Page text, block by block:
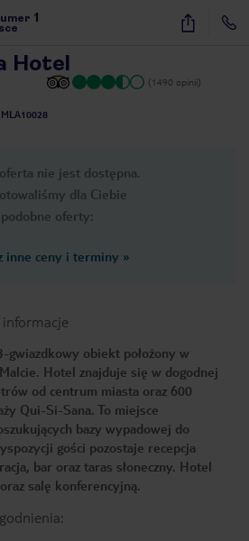
1 29
Hotel
(1490 opinii)
MLA10028
nie jest dostępna.
dla Ciebie
podobne oferty:
inne ceny i terminy »
informacje
gwiazdkowy obiekt położony w
Hotel znajduje się w dogodnej
od centrum miasta oraz 600
Qui-Si-Sana. To miejsce
bazy wypadowej do
gości pozostaje recepcja
bar oraz taras słoneczny. Hotel
salę konferencyjną.